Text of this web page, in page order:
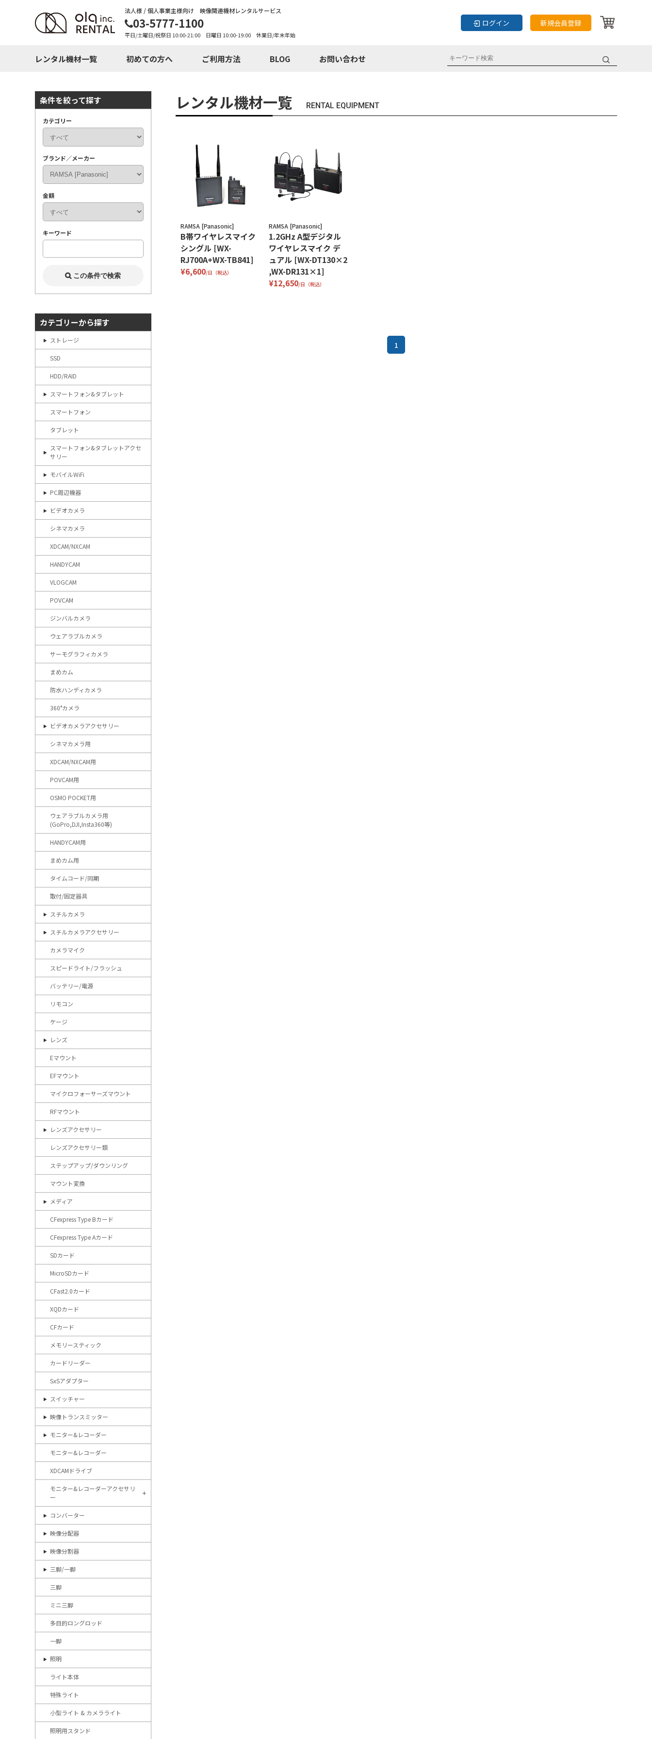
法人様 / 個人事業主様向け 映像関連機材レンタルサービス
03-5777-1100
平日/土曜日/祝祭日 10:00-21:00 日曜日 10:00-19:00 休業日/年末年始
ログイン 新規会員登録
レンタル機材一覧 初めての方へ ご利用方法 BLOG お問い合わせ
レンタル機材一覧 RENTAL EQUIPMENT
RAMSA [Panasonic]
B帯ワイヤレスマイク
シングル [WX-
RJ700A+WX-TB841]
¥6,600/日（税込）
RAMSA [Panasonic]
1.2GHz A型デジタル
ワイヤレスマイク デ
ュアル [WX-DT130×2
,WX-DR131×1]
¥12,650/日（税込）
1
条件を絞って探す
カテゴリー
ブランド／メーカー
金額
キーワード
カテゴリーから探す
ストレージ
SSD
HDD/RAID
スマートフォン&タブレット
スマートフォン
タブレット
スマートフォン&タブレットアクセ
サリー
モバイルWiFi
PC周辺機器
ビデオカメラ
シネマカメラ
XDCAM/NXCAM
HANDYCAM
VLOGCAM
POVCAM
ジンバルカメラ
ウェアラブルカメラ
サーモグラフィカメラ
まめカム
防水ハンディカメラ
360°カメラ
ビデオカメラアクセサリー
シネマカメラ用
XDCAM/NXCAM用
POVCAM用
OSMO POCKET用
ウェアラブルカメラ用
(GoPro,DJI,Insta360等)
HANDYCAM用
まめカム用
タイムコード/同期
取付/固定器具
スチルカメラ
スチルカメラアクセサリー
カメラマイク
スピードライト/フラッシュ
バッテリー/電源
リモコン
ケージ
レンズ
Eマウント
EFマウント
マイクロフォーサーズマウント
RFマウント
レンズアクセサリー
レンズアクセサリー類
ステップアップ/ダウンリング
マウント変換
メディア
CFexpress Type Bカード
CFexpress Type Aカード
SDカード
MicroSDカード
CFast2.0カード
XQDカード
CFカード
メモリースティック
カードリーダー
SxSアダプター
スイッチャー
映像トランスミッター
モニター&レコーダー
モニター&レコーダー
XDCAMドライブ
モニター&レコーダーアクセサリ
ー
コンバーター
映像分配器
映像分割器
三脚/一脚
三脚
ミニ三脚
多目的ロングロッド
一脚
照明
ライト本体
特殊ライト
小型ライト & カメラライト
照明用スタンド